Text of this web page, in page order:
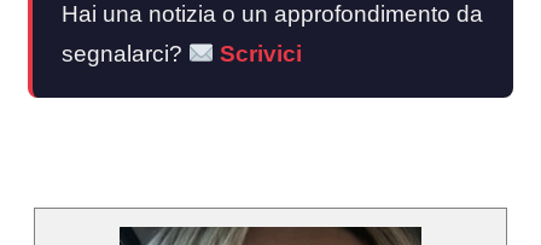
Hai una notizia o un approfondimento da
segnalarci?
Scrivici